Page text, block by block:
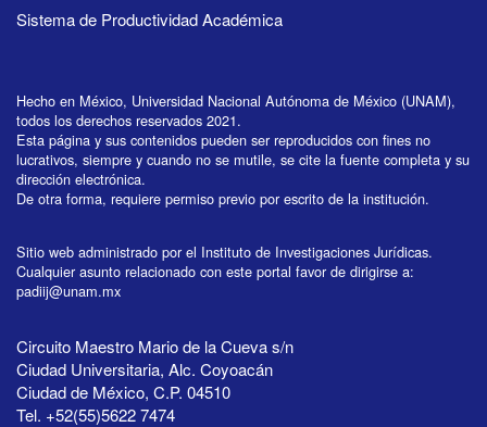
Sistema de Productividad Académica
Hecho en México, Universidad Nacional Autónoma de México (UNAM),
todos los derechos reservados 2021.
Esta página y sus contenidos pueden ser reproducidos con fines no
lucrativos, siempre y cuando no se mutile, se cite la fuente completa y su
dirección electrónica.
De otra forma, requiere permiso previo por escrito de la institución.
Sitio web administrado por el Instituto de Investigaciones Jurídicas.
Cualquier asunto relacionado con este portal favor de dirigirse a:
padiij@unam.mx
Circuito Maestro Mario de la Cueva s/n
Ciudad Universitaria, Alc. Coyoacán
Ciudad de México, C.P. 04510
Tel. +52(55)5622 7474